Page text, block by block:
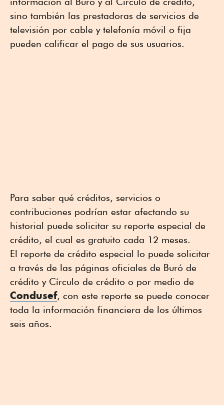
sino también las prestadoras de servicios de
televisión por cable y telefonía móvil o fija
pueden calificar el pago de sus usuarios.
Para saber qué créditos, servicios o
contribuciones podrían estar afectando su
historial puede solicitar su reporte especial de
crédito, el cual es gratuito cada 12 meses.
El reporte de crédito especial lo puede solicitar
a través de las páginas oficiales de Buró de
crédito y Círculo de crédito o por medio de
Condusef, con este reporte se puede conocer
toda la información financiera de los últimos
seis años.